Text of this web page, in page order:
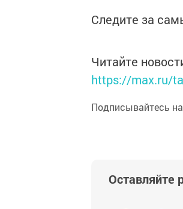
Следите за
Читайте
https://max.ru/
Подписывайтесь на
Оставляйте